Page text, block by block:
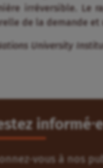
irréversible
Le
de la demande et
University
vous à nos